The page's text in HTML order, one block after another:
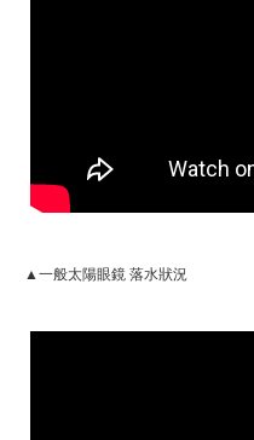
▲一般太陽眼鏡 落水狀況